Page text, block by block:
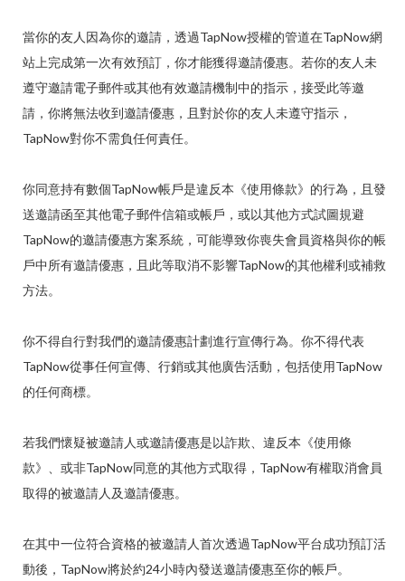
當你的友人因為你的邀請，透過TapNow授權的管道在TapNow網
站上完成第一次有效預訂，你才能獲得邀請優惠。若你的友人未
遵守邀請電子郵件或其他有效邀請機制中的指示，接受此等邀
請，你將無法收到邀請優惠，且對於你的友人未遵守指示，
TapNow對你不需負任何責任。
你同意持有數個TapNow帳戶是違反本《使用條款》的行為，且發
送邀請函至其他電子郵件信箱或帳戶，或以其他方式試圖規避
TapNow的邀請優惠方案系統，可能導致你喪失會員資格與你的帳
戶中所有邀請優惠，且此等取消不影響TapNow的其他權利或補救
方法。
你不得自行對我們的邀請優惠計劃進行宣傳行為。你不得代表
TapNow從事任何宣傳、行銷或其他廣告活動，包括使用TapNow
的任何商標。
若我們懷疑被邀請人或邀請優惠是以詐欺、違反本《使用條
款》、或非TapNow同意的其他方式取得，TapNow有權取消會員
取得的被邀請人及邀請優惠。
在其中一位符合資格的被邀請人首次透過TapNow平台成功預訂活
動後，TapNow將於約24小時內發送邀請優惠至你的帳戶。